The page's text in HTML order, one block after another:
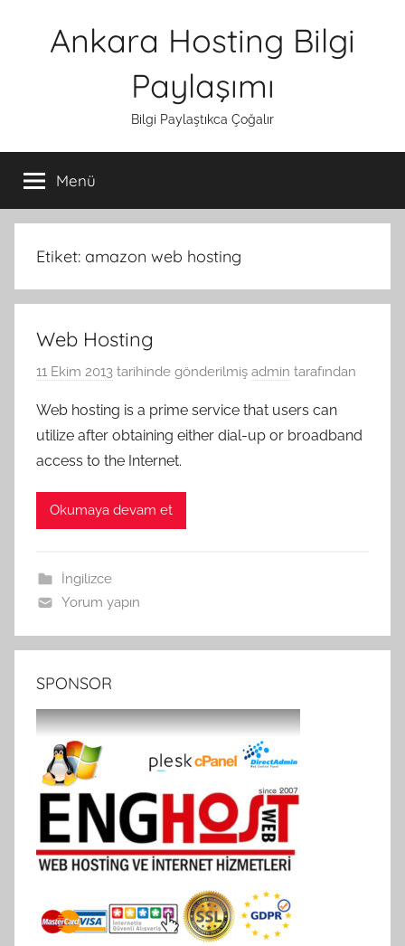
Ankara Hosting Bilgi
Paylaşımı
Bilgi Paylaştıkca Çoğalır
Menü
Etiket: amazon web hosting
Web Hosting
11 Ekim 2013 tarihinde gönderilmiş admin tarafından
Web hosting is a prime service that users can
utilize after obtaining either dial-up or broadband
access to the Internet.
Okumaya devam et
İngilizce
Yorum yapın
SPONSOR